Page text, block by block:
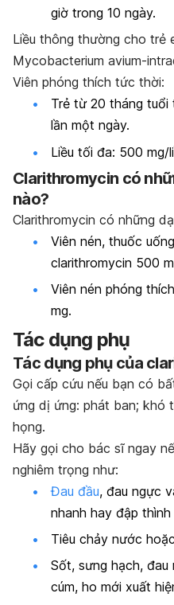
giờ trong 10 ngày.
Liều thông thường cho trẻ
Mycobacterium avium-
Viên phóng thích tức thời:
Trẻ từ 20 tháng tuổi
lần một ngày.
Liều tối đa: 500 mg/
Clarithromycin có
nào?
Clarithromycin có những
Viên nén, thuốc
clarithromycin 500
Viên nén phóng
mg.
Tác dụng phụ
Tác dụng phụ của
Gọi cấp cứu nếu bạn có
ứng dị ứng: phát ban; khó
họng.
Hãy gọi cho bác sĩ ngay
nghiêm trọng như:
Đau đầu, đau ngực
nhanh hay đập
Tiêu chảy nước
Sốt, sưng hạch,
cúm, ho mới xuất